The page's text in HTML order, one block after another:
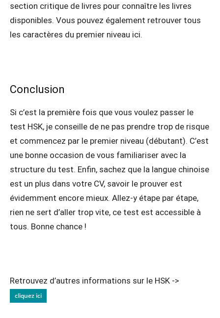
section critique de livres pour connaître les livres
disponibles. Vous pouvez également retrouver tous
les caractères du premier niveau ici.
Conclusion
Si c’est la première fois que vous voulez passer le
test HSK, je conseille de ne pas prendre trop de risque
et commencez par le premier niveau (débutant). C’est
une bonne occasion de vous familiariser avec la
structure du test. Enfin, sachez que la langue chinoise
est un plus dans votre CV, savoir le prouver est
évidemment encore mieux. Allez-y étape par étape,
rien ne sert d’aller trop vite, ce test est accessible à
tous. Bonne chance !
Retrouvez d’autres informations sur le HSK ->
cliquez ici